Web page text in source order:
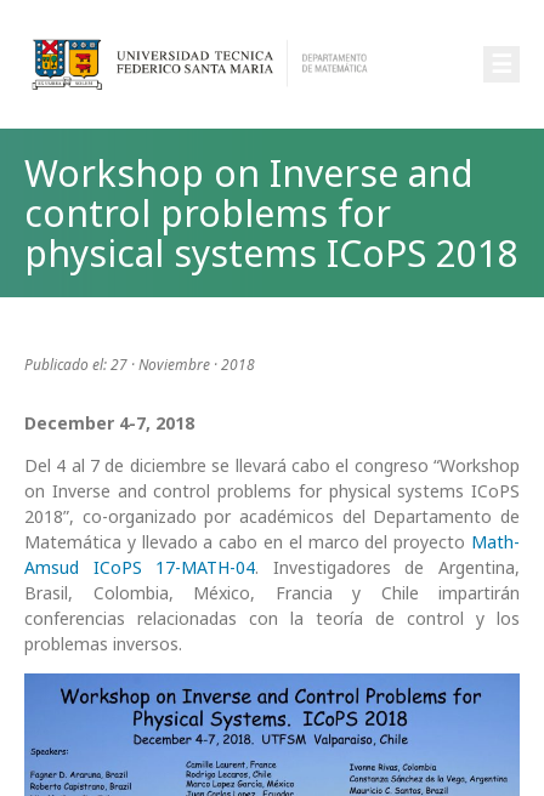
Workshop on Inverse and
control problems for
physical systems ICoPS 2018
Publicado el: 27 · Noviembre · 2018
December 4-7, 2018
Del 4 al 7 de diciembre se llevará cabo el congreso “Workshop
on Inverse and control problems for physical systems ICoPS
2018”, co-organizado por académicos del Departamento de
Matemática y llevado a cabo en el marco del proyecto Math-
Amsud ICoPS 17-MATH-04. Investigadores de Argentina,
Brasil, Colombia, México, Francia y Chile impartirán
conferencias relacionadas con la teoría de control y los
problemas inversos.